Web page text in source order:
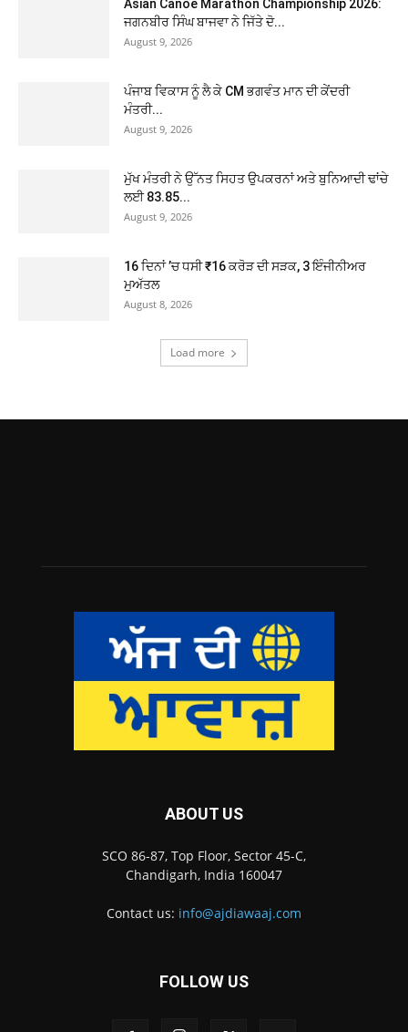
Asian Canoe Marathon Championship 2026:
ਜਗਨਬੀਰ ਸਿੰਘ ਬਾਜਵਾ ਨੇ ਜਿੱਤੇ ਦੋ...
August 9, 2026
ਪੰਜਾਬ ਵਿਕਾਸ ਨੂੰ ਲੈ ਕੇ CM ਭਗਵੰਤ ਮਾਨ ਦੀ ਕੇਂਦਰੀ
ਮੰਤਰੀ...
August 9, 2026
ਮੁੱਖ ਮੰਤਰੀ ਨੇ ਉੱਨਤ ਸਿਹਤ ਉਪਕਰਨਾਂ ਅਤੇ ਬੁਨਿਆਦੀ ਢਾਂਚੇ
ਲਈ 83.85...
August 9, 2026
16 ਦਿਨਾਂ ’ਚ ਧਸੀ ₹16 ਕਰੋੜ ਦੀ ਸੜਕ, 3 ਇੰਜੀਨੀਅਰ
ਮੁਅੱਤਲ
August 8, 2026
Load more
ABOUT US
SCO 86-87, Top Floor, Sector 45-C,
Chandigarh, India 160047
Contact us: info@ajdiawaaj.com
FOLLOW US